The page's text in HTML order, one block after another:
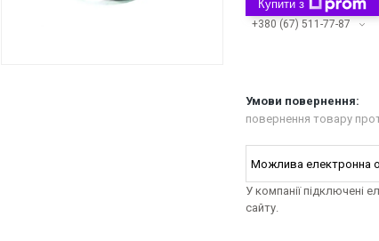
Купити з
+380 (67) 511-77-87
повернення товару
У компанії підключені
сайту.